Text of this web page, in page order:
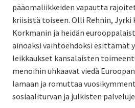
pääomaliikkeiden vapautta
kriisistä toiseen. Olli Rehnin, Jyrki
Korkmanin ja heidän
ainoaksi vaihtoehdoksi esittämät
leikkaukset kansalaisten
menoihin uhkaavat viedä
lamaan ja romuttaa
sosiaaliturvan ja julkisten